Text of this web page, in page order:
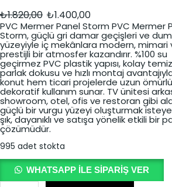
₺1.820,00 O
r
i
j
i
n
a
l
f
i
₺1.400,00Ş
u
a
n
d
a
k
i
PVC Mermer Panel Storm PVC Mermer
Storm, güçlü gri damar geçişleri ve
yüzeyiyle iç mekânlara modern, mimari
prestijli bir atmosfer kazandırır. %100 su
geçirmez PVC plastik yapısı, kolay
parlak dokusu ve hızlı montaj
konut hem ticari projelerde uzun ömürlü
dekoratif kullanım sunar. TV ünitesi
showroom, otel, ofis ve restoran gibi
güçlü bir vurgu yüzeyi oluşturmak
şık, dayanıklı ve satışa yönelik etkili bir
çözümüdür.
995 adet stokta
WHATSAPP ILE SIPARIŞ VER